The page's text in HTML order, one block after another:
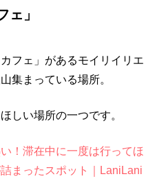
ェ」
フェ」があるモイリイリエ
集まっている場所。
しい場所の一つです。
！滞在中に一度は行ってほ
まったスポット｜LaniLani